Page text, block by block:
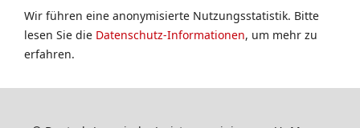
Wir führen eine anonymisierte Nutzungsstatistik. Bitte
lesen Sie die Datenschutz-Informationen, um mehr zu
erfahren.